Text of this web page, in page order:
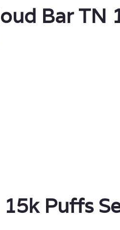
Bar TN
Puffs